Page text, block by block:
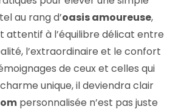
au rang d’oasis amoureuse,
attentif à l’équilibre délicat entre
l’extraordinaire et le confort
de ceux et celles qui
unique, il deviendra clair
personnalisée n’est pas juste